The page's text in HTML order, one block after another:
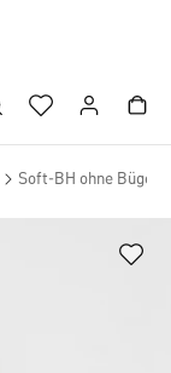
Soft-BH ohne Bügel